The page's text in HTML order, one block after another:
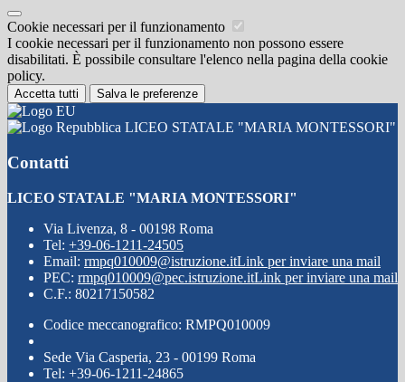
Cookie necessari per il funzionamento
I cookie necessari per il funzionamento non possono essere
disabilitati. È possibile consultare l'elenco nella pagina della cookie
policy.
Accetta tutti Salva le preferenze
LICEO STATALE "MARIA MONTESSORI"
Contatti
LICEO STATALE "MARIA MONTESSORI"
Via Livenza, 8 - 00198 Roma
Tel: +39-06-1211-24505
Email: rmpq010009@istruzione.itLink per inviare una mail
PEC: rmpq010009@pec.istruzione.itLink per inviare una mail
C.F.: 80217150582
Codice meccanografico: RMPQ010009
Sede Via Casperia, 23 - 00199 Roma
Tel: +39-06-1211-24865